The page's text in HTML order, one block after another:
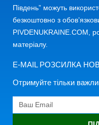
Південь” можуть
безкоштовно з
PIVDENUKRAINE.COM,
матеріалу.
E-MAIL РОЗСИЛКА
Отримуйте тільки